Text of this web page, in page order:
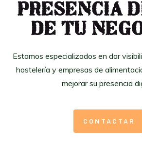
presencia
de tu
Estamos especializados en dar
hostelería y empresas de
mejorar su presencia
CONTACTAR